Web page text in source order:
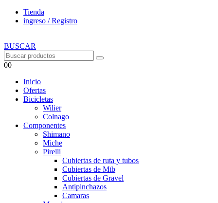
Tienda
ingreso / Registro
BUSCAR
00
Inicio
Ofertas
Bicicletas
Wilier
Colnago
Componentes
Shimano
Miche
Pirelli
Cubiertas de ruta y tubos
Cubiertas de Mtb
Cubiertas de Gravel
Antipinchazos
Camaras